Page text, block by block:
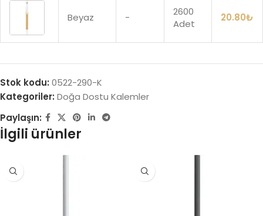
Beyaz -
2600
Adet
20.80₺
Stok kodu: 0522-290-K
Kategoriler: Doğa Dostu Kalemler
Paylaşın:
İlgili ürünler